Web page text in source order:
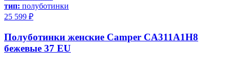
тип: полуботинки
25 599 ₽
Полуботинки женские Camper CA311A1H8
бежевые 37 EU